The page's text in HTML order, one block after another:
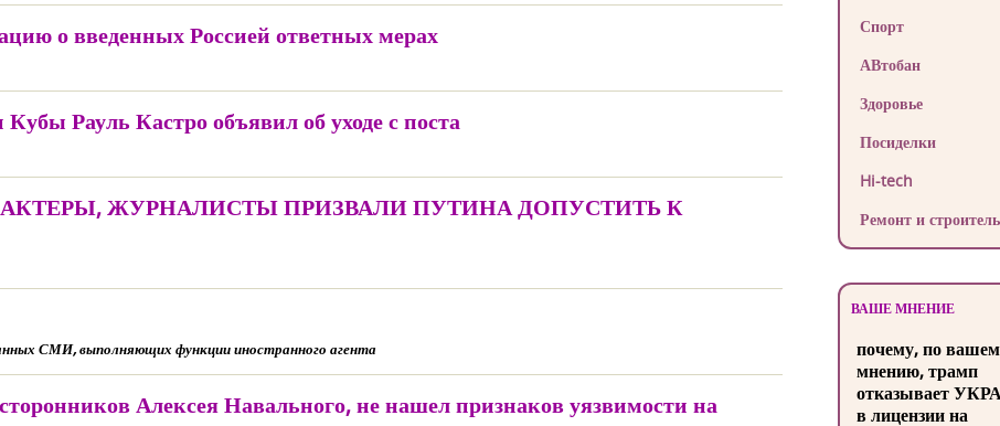
о введенных Россией ответных мерах
Рауль Кастро объявил об уходе с поста
ЖУРНАЛИСТЫ ПРИЗВАЛИ ПУТИНА ДОПУСТИТЬ К
СМИ, выполняющих функции иностранного агента
Алексея Навального, не нашел признаков уязвимости на
Спорт
АВтобан
Здоровье
Посиделки
Hi-tech
Ремонт и
ВАШЕ МНЕНИЕ
почему, по
мнению, трамп
отказывает
в лицензии на